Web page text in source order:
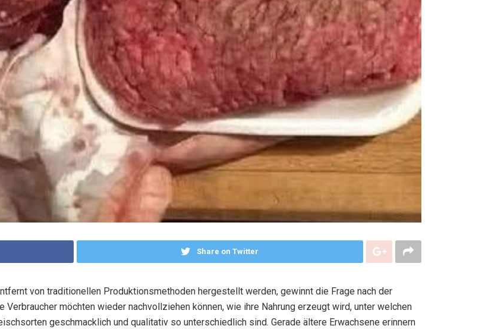
Share on Twitter
von traditionellen Produktionsmethoden hergestellt werden, gewinnt die Frage nach der
möchten wieder nachvollziehen können, wie ihre Nahrung erzeugt wird, unter welchen
geschmacklich und qualitativ so unterschiedlich sind. Gerade ältere Erwachsene erinnern